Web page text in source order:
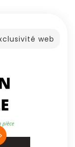
web